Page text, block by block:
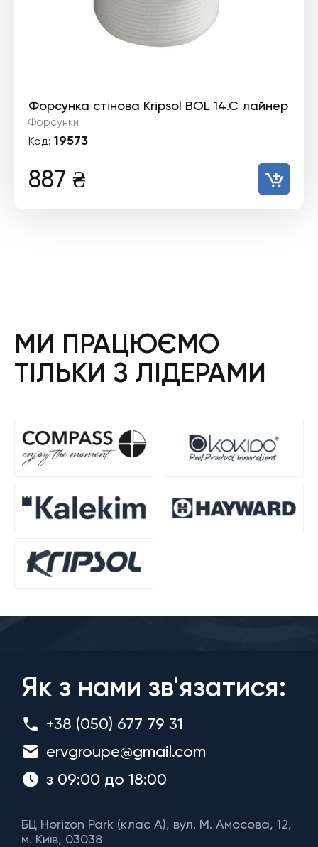
Форсунка стінова Kripsol BOL 14.C лайнер
Форсунки
Код: 19573
887 ₴
МИ ПРАЦЮЄМО
ТІЛЬКИ З ЛІДЕРАМИ
Як з нами зв'язатися:
+38 (050) 677 79 31
ervgroupe@gmail.com
з 09:00 до 18:00
БЦ Horizon Park (клас A), вул. М. Амосова, 12,
м. Київ, 03038